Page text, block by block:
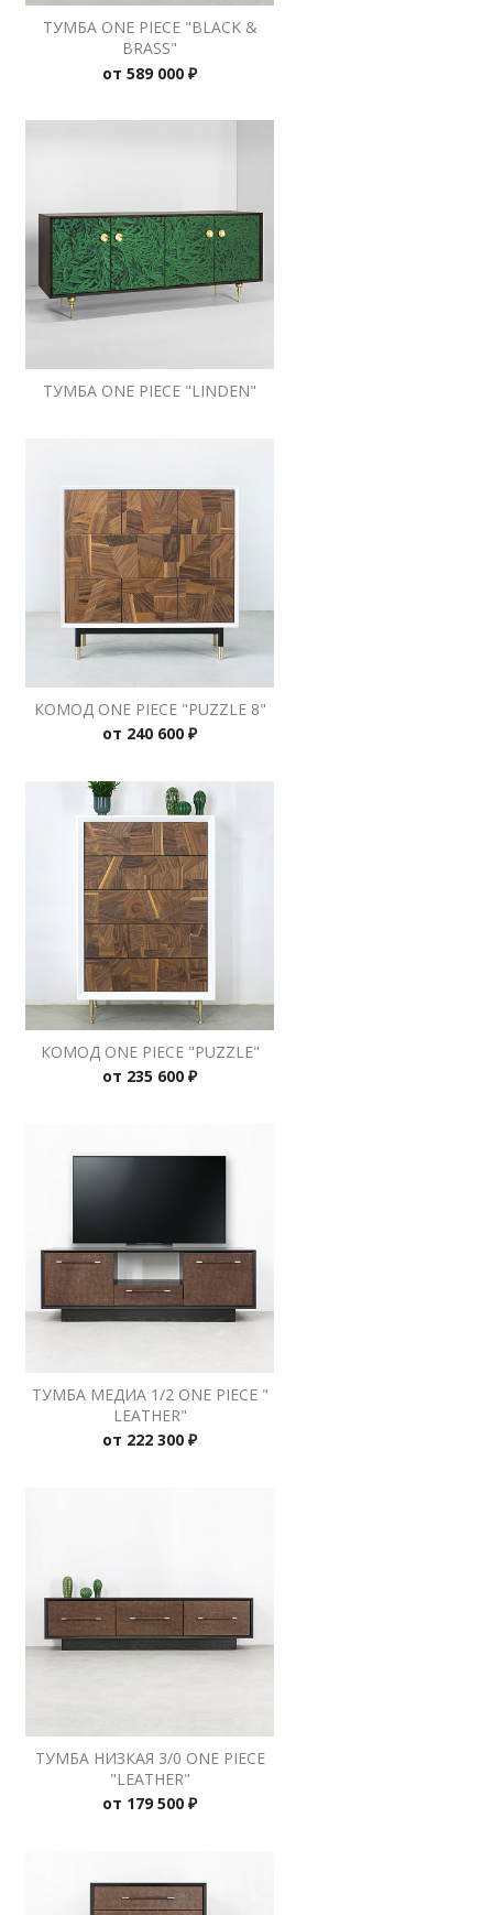
ТУМБА ONE PIECE "BLACK &
BRASS"
от 589 000 ₽
ТУМБА ONE PIECE "LINDEN"
КОМОД ONE PIECE "PUZZLE 8"
от 240 600 ₽
КОМОД ONE PIECE "PUZZLE"
от 235 600 ₽
ТУМБА МЕДИА 1/2 ONE PIECE "
LEATHER"
от 222 300 ₽
ТУМБА НИЗКАЯ 3/0 ONE PIECE
"LEATHER"
от 179 500 ₽